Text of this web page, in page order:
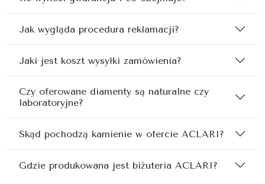
Jak wygląda procedura reklamacji?
Jaki jest koszt wysyłki zamówienia?
Czy oferowane diamenty są naturalne czy
laboratoryjne?
Skąd pochodzą kamienie w ofercie ACLARI?
Gdzie produkowana jest biżuteria ACLARI?